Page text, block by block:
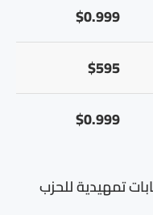
$0.999
$595
$0.999
تمهيدية للحزب